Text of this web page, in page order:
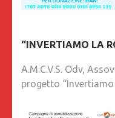
“INVERTIAMO LA
A.M.C.V.S. Odv,
progetto